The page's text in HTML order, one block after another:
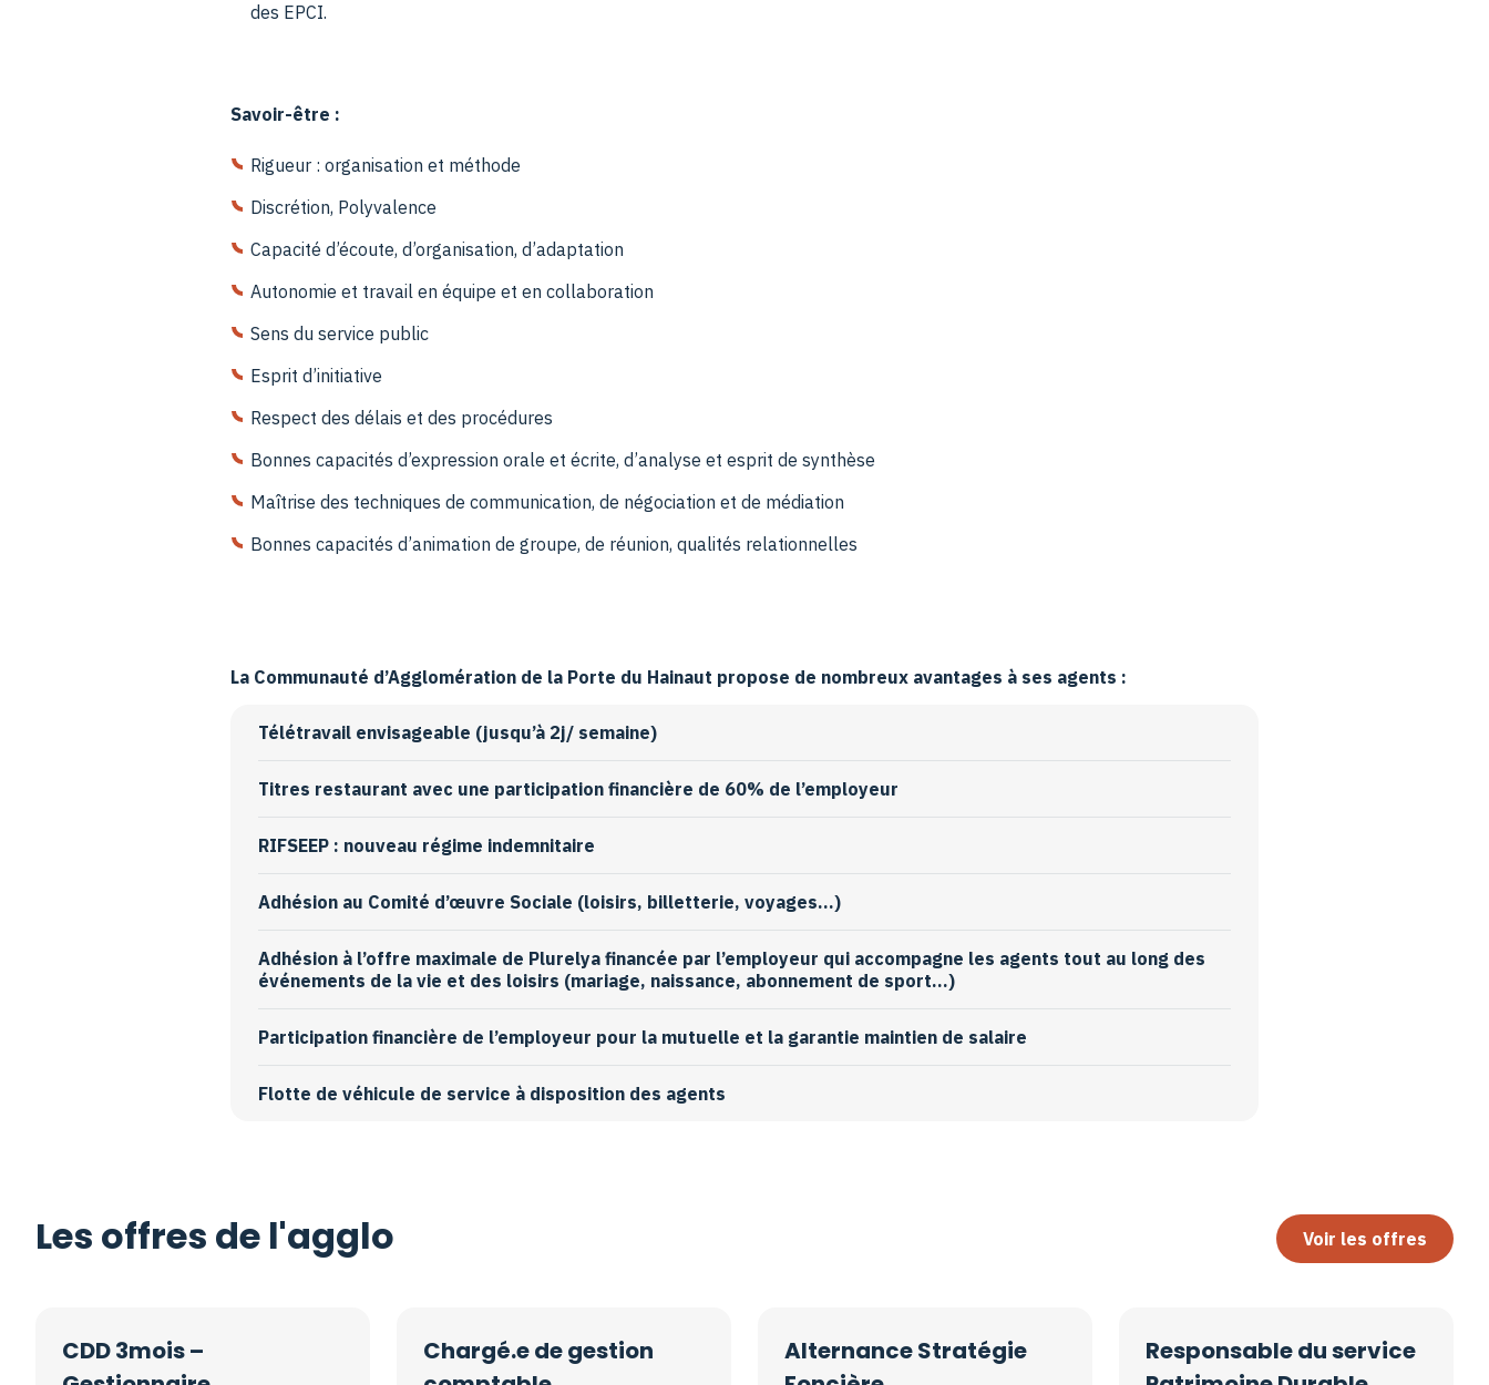
des EPCI.
Savoir-être :
Rigueur : organisation et méthode
Discrétion, Polyvalence
Capacité d’écoute, d’organisation, d’adaptation
Autonomie et travail en équipe et en collaboration
Sens du service public
Esprit d’initiative
Respect des délais et des procédures
Bonnes capacités d’expression orale et écrite, d’analyse et esprit de synthèse
Maîtrise des techniques de communication, de négociation et de médiation
Bonnes capacités d’animation de groupe, de réunion, qualités relationnelles
La Communauté d’Agglomération de la Porte du Hainaut propose de nombreux avantages à ses agents :
Télétravail envisageable (jusqu’à 2j/ semaine)
Titres restaurant avec une participation financière de 60% de l’employeur
RIFSEEP : nouveau régime indemnitaire
Adhésion au Comité d’œuvre Sociale (loisirs, billetterie, voyages…)
Adhésion à l’offre maximale de Plurelya financée par l’employeur qui accompagne les agents tout au long des
événements de la vie et des loisirs (mariage, naissance, abonnement de sport…)
Participation financière de l’employeur pour la mutuelle et la garantie maintien de salaire
Flotte de véhicule de service à disposition des agents
Les offres de l'agglo Voir les offres
CDD 3mois –
Chargé.e de gestion
Alternance Stratégie
Responsable du service